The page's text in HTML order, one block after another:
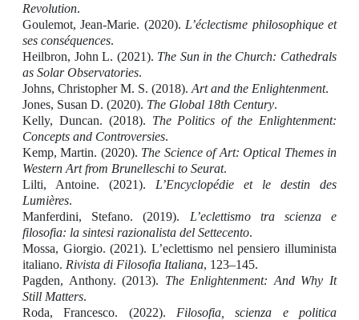
Revolution.
Goulemot, Jean-Marie. (2020). L’éclectisme philosophique et
ses conséquences.
Heilbron, John L. (2021). The Sun in the Church: Cathedrals
as Solar Observatories.
Johns, Christopher M. S. (2018). Art and the Enlightenment.
Jones, Susan D. (2020). The Global 18th Century.
Kelly, Duncan. (2018). The Politics of the Enlightenment:
Concepts and Controversies.
Kemp, Martin. (2020). The Science of Art: Optical Themes in
Western Art from Brunelleschi to Seurat.
Lilti, Antoine. (2021). L’Encyclopédie et le destin des
Lumières.
Manferdini, Stefano. (2019). L’eclettismo tra scienza e
filosofia: la sintesi razionalista del Settecento.
Mossa, Giorgio. (2021). L’eclettismo nel pensiero illuminista
italiano. Rivista di Filosofia Italiana, 123–145.
Pagden, Anthony. (2013). The Enlightenment: And Why It
Still Matters.
Roda, Francesco. (2022). Filosofia, scienza e politica